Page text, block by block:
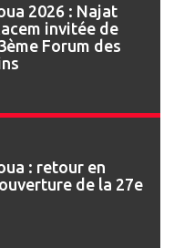
2026 : Najat
invitée de
Forum des
: retour en
de la 27e